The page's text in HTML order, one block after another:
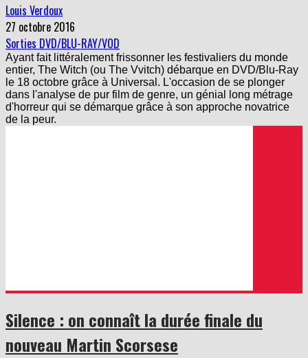
Louis Verdoux
27 octobre 2016
Sorties DVD/BLU-RAY/VOD
Ayant fait littéralement frissonner les festivaliers du monde
entier, The Witch (ou The Vvitch) débarque en DVD/Blu-Ray
le 18 octobre grâce à Universal. L'occasion de se plonger
dans l'analyse de pur film de genre, un génial long métrage
d'horreur qui se démarque grâce à son approche novatrice
de la peur.
Silence : on connaît la durée finale du
nouveau Martin Scorsese